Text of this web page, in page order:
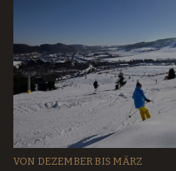
VON DEZEMBER BIS MÄRZ